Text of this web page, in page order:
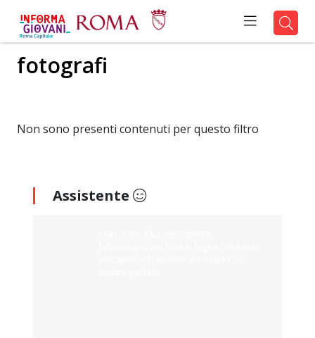
fotografi
Non sono presenti contenuti per questo filtro
Assistente